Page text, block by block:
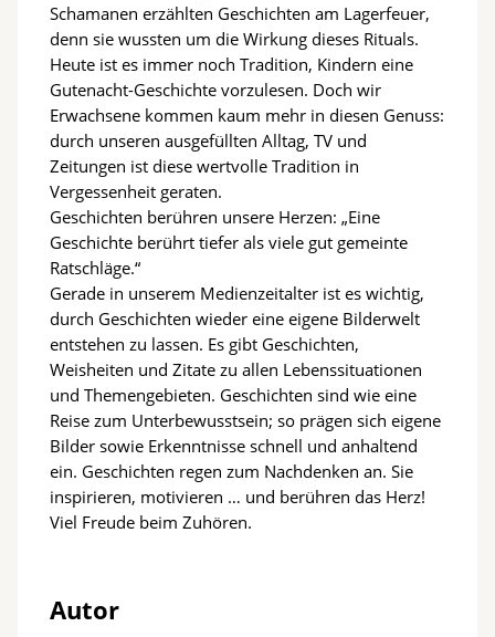
Schamanen erzählten Geschichten am Lagerfeuer,
denn sie wussten um die Wirkung dieses Rituals.
Heute ist es immer noch Tradition, Kindern eine
Gutenacht-Geschichte vorzulesen. Doch wir
Erwachsene kommen kaum mehr in diesen Genuss:
durch unseren ausgefüllten Alltag, TV und
Zeitungen ist diese wertvolle Tradition in
Vergessenheit geraten.
Geschichten berühren unsere Herzen: „Eine
Geschichte berührt tiefer als viele gut gemeinte
Ratschläge.“
Gerade in unserem Medienzeitalter ist es wichtig,
durch Geschichten wieder eine eigene Bilderwelt
entstehen zu lassen. Es gibt Geschichten,
Weisheiten und Zitate zu allen Lebenssituationen
und Themengebieten. Geschichten sind wie eine
Reise zum Unterbewusstsein; so prägen sich eigene
Bilder sowie Erkenntnisse schnell und anhaltend
ein. Geschichten regen zum Nachdenken an. Sie
inspirieren, motivieren … und berühren das Herz!
Viel Freude beim Zuhören.
Autor